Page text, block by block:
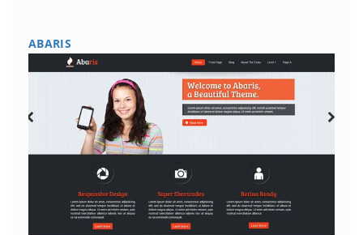
ABARIS